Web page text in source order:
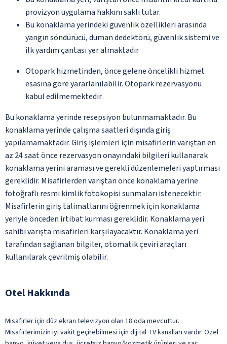
provizyon uygulama hakkını saklı tutar.
Bu konaklama yerindeki güvenlik özellikleri arasında
yangın söndürücü, duman dedektörü, güvenlik sistemi ve
ilk yardım çantası yer almaktadır
Otopark hizmetinden, önce gelene öncelikli hizmet
esasına göre yararlanılabilir. Otopark rezervasyonu
kabul edilmemektedir.
Bu konaklama yerinde resepsiyon bulunmamaktadır. Bu
konaklama yerinde çalışma saatleri dışında giriş
yapılamamaktadır. Giriş işlemleri için misafirlerin varıştan en
az 24 saat önce rezervasyon onayındaki bilgileri kullanarak
konaklama yerini araması ve gerekli düzenlemeleri yaptırması
gereklidir. Misafirlerden varıştan önce konaklama yerine
fotoğraflı resmi kimlik fotokopisi sunmaları istenecektir.
Misafirlerin giriş talimatlarını öğrenmek için konaklama
yeriyle önceden irtibat kurması gereklidir. Konaklama yeri
sahibi varışta misafirleri karşılayacaktır. Konaklama yeri
tarafından sağlanan bilgiler, otomatik çeviri araçları
kullanılarak çevrilmiş olabilir.
Otel Hakkında
Misafirler için düz ekran televizyon olan 18 oda mevcuttur.
Misafirlerimizin iyi vakit geçirebilmesi için dijital TV kanalları vardır. Özel